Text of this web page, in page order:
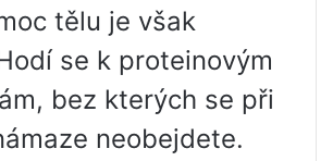
tělu je však
se k proteinovým
bez kterých se při
neobejdete.